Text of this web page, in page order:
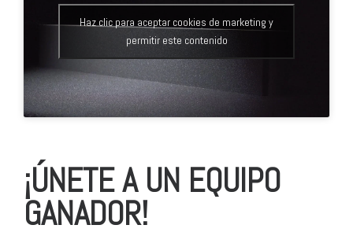
Haz clic para aceptar cookies de marketing y
permitir este contenido
¡ÚNETE A UN EQUIPO
GANADOR!